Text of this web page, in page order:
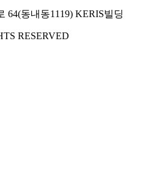
64(동내동1119) KERIS빌딩
RESERVED